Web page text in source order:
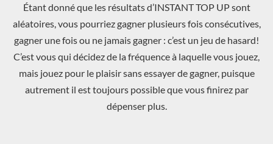
Étant donné que les résultats d’INSTANT TOP UP sont
aléatoires, vous pourriez gagner plusieurs fois consécutives,
gagner une fois ou ne jamais gagner : c’est un jeu de hasard!
C’est vous qui décidez de la fréquence à laquelle vous jouez,
mais jouez pour le plaisir sans essayer de gagner, puisque
autrement il est toujours possible que vous finirez par
dépenser plus.